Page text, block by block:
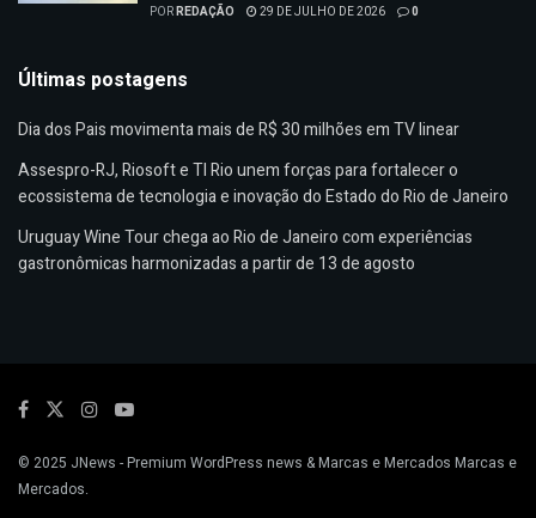
PORREDAÇÃO 29 DE JULHO DE 2026 0
Últimas postagens
Dia dos Pais movimenta mais de R$ 30 milhões em TV linear
Assespro-RJ, Riosoft e TI Rio unem forças para fortalecer o
ecossistema de tecnologia e inovação do Estado do Rio de Janeiro
Uruguay Wine Tour chega ao Rio de Janeiro com experiências
gastronômicas harmonizadas a partir de 13 de agosto
© 2025 JNews - Premium WordPress news & Marcas e Mercados Marcas e
Mercados.